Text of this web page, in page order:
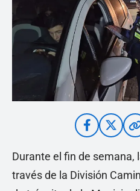
Durante el fin de semana,
través de la División